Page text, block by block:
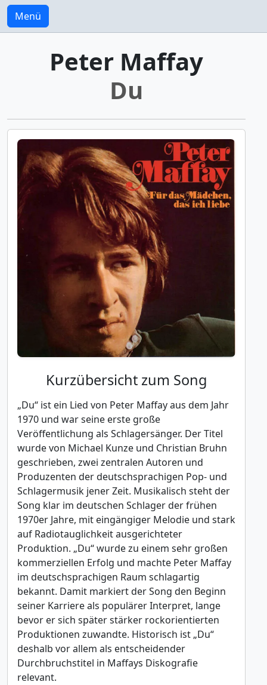
Menü
Peter Maffay
Du
Kurzübersicht zum Song
„Du“ ist ein Lied von Peter Maffay aus dem Jahr
1970 und war seine erste große
Veröffentlichung als Schlagersänger. Der Titel
wurde von Michael Kunze und Christian Bruhn
geschrieben, zwei zentralen Autoren und
Produzenten der deutschsprachigen Pop- und
Schlagermusik jener Zeit. Musikalisch steht der
Song klar im deutschen Schlager der frühen
1970er Jahre, mit eingängiger Melodie und stark
auf Radiotauglichkeit ausgerichteter
Produktion. „Du“ wurde zu einem sehr großen
kommerziellen Erfolg und machte Peter Maffay
im deutschsprachigen Raum schlagartig
bekannt. Damit markiert der Song den Beginn
seiner Karriere als populärer Interpret, lange
bevor er sich später stärker rockorientierten
Produktionen zuwandte. Historisch ist „Du“
deshalb vor allem als entscheidender
Durchbruchstitel in Maffays Diskografie
relevant.